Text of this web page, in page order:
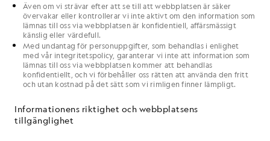
Även om vi strävar efter att se till attwebbplatsenär säker
övervakar eller kontrollerarvi inte aktivt om den information som
lämnas till ossviawebbplatsenär konfidentiell, affärsmässigt
känslig eller värdefull.
Med undantag för personuppgifter, som behandlas i enlighet
med vår integritetspolicy, garanterar vi inte att information som
lämnas till ossviawebbplatsenkommer att behandlas
konfidentiellt, ochvi förbehåller oss rätten att använda den fritt
och utan kostnad på det sätt somvi rimligen finner lämpligt.
Informationens riktighet och webbplatsens
tillgänglighet